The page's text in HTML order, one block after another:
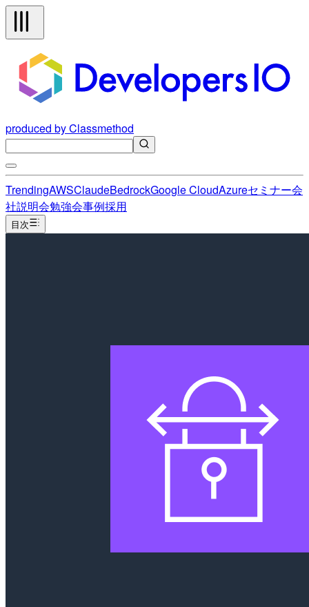
produced by Classmethod
TrendingAWSClaudeBedrockGoogle CloudAzureセミナー会
社説明会勉強会事例採用
目次